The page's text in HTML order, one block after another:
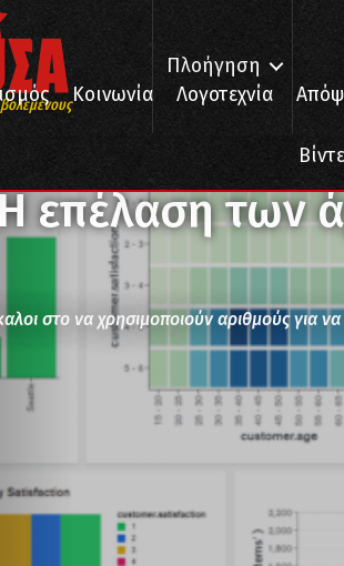
Πλοήγηση
Κοινωνία Λογοτεχνία
επέλαση των
στο να χρησιμοποιούν αριθμούς για